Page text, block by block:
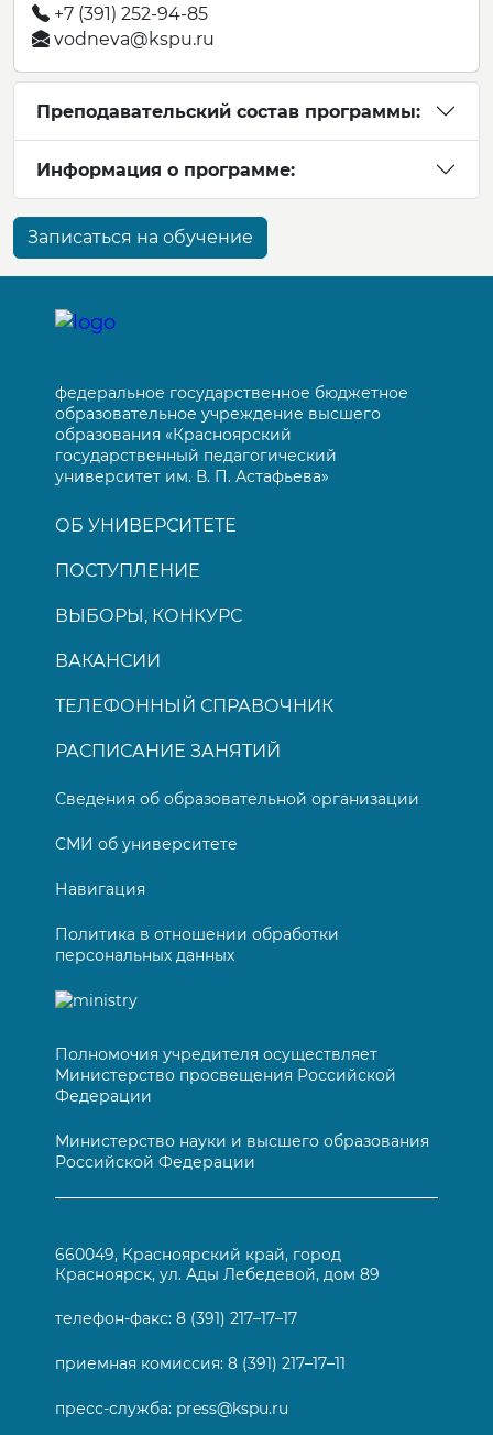
+7 (391) 252-94-85
vodneva@kspu.ru
Преподавательский состав программы:
Информация о программе:
Записаться на обучение
федеральное государственное бюджетное
образовательное учреждение высшего
образования «Красноярский
государственный педагогический
университет им. В. П. Астафьева»
ОБ УНИВЕРСИТЕТЕ
ПОСТУПЛЕНИЕ
ВЫБОРЫ, КОНКУРС
ВАКАНСИИ
ТЕЛЕФОННЫЙ СПРАВОЧНИК
РАСПИСАНИЕ ЗАНЯТИЙ
Сведения об образовательной организации
СМИ об университете
Навигация
Политика в отношении обработки
персональных данных
Полномочия учредителя осуществляет
Министерство просвещения Российской
Федерации
Министерство науки и высшего образования
Российской Федерации
660049, Красноярский край, город
Красноярск, ул. Ады Лебедевой, дом 89
телефон-факс: 8 (391) 217–17–17
приемная комиссия: 8 (391) 217–17–11
пресс-служба: press@kspu.ru